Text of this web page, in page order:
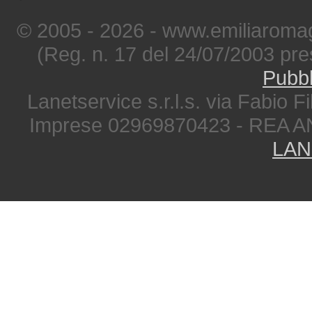
© 2005 - 2026 -
(Reg. n. 17 del 24/07/2003
Lanetservice s.r.l.s. via Fabio
Imprese 02969870423 - REA